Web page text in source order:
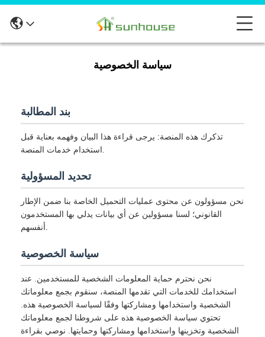
سياسة الخصوصية
بند المطالبة
تذكرك هذه المنصة: يرجى قراءة هذا البيان وفهمه بعناية قبل
تحديد المسؤولية
نحن مسؤولون عن محتوى عمليات التحميل الخاصة بنا ضمن الإطار
القانوني؛ لسنا مسؤولين عن أي بيانات يدلي بها المستخدمون
سياسة الخصوصية
نحن نحترم حماية المعلومات الشخصية للمستخدمين. عند
استخدامك للخدمات التي تقدمها المنصة، سنقوم بجمع معلوماتك
الشخصية واستخدامها ومشاركتها وفقًا لسياسة الخصوصية هذه.
تحتوي سياسة الخصوصية هذه على شروطنا لجمع معلوماتك
الشخصية وتخزينها واستخدامها ومشاركتها وحمايتها. نوصي بقراءة